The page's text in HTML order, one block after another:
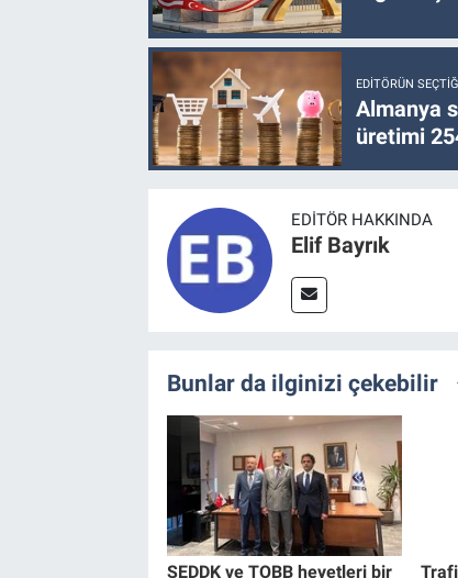
EDITÖRÜN
Almanya
üretimi
EDITÖR HAKKINDA
Elif Bayrık
Bunlar da ilginizi çekebilir
SEDDK ve TOBB heyetleri bir